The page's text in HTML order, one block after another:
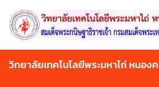
main
content
วิทยาลัยเทคโนโลยีพระมหาไถ่ หนอง